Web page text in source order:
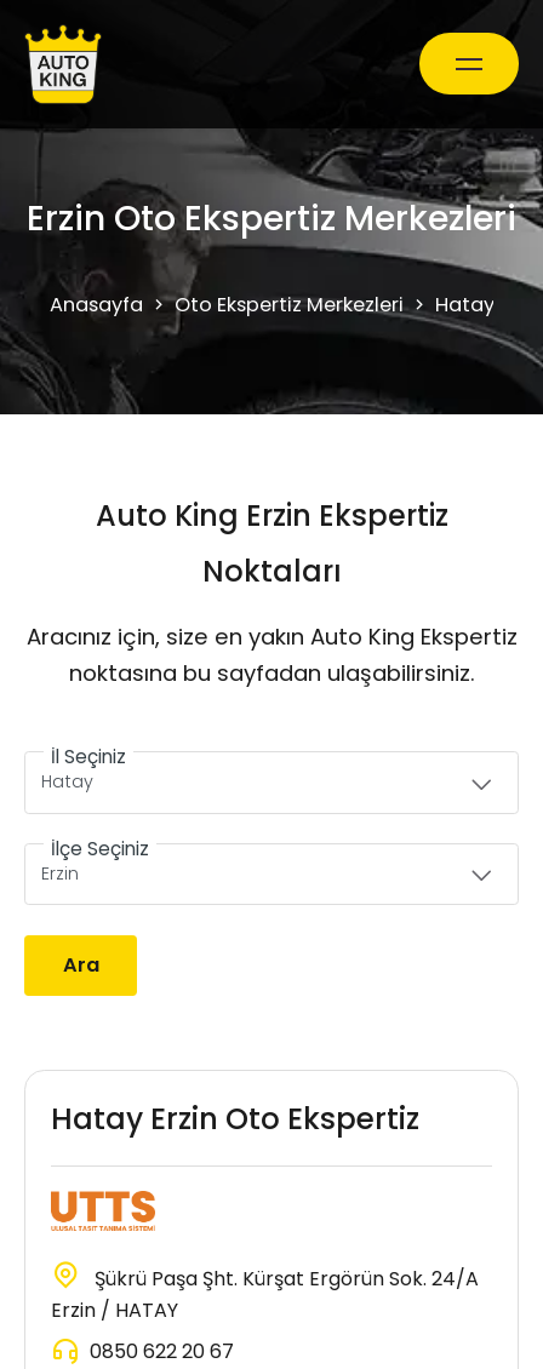
Araç Bakım ve Onarım
Oto Ekspertiz Hizmetleri
Kampanyalar
Randevu Al
Erzin Oto Ekspertiz Merkezleri
Anasayfa Oto Ekspertiz Merkezleri Hatay
Auto King Erzin Ekspertiz
Noktaları
Aracınız için, size en yakın Auto King Ekspertiz
noktasına bu sayfadan ulaşabilirsiniz.
İl Seçiniz
İlçe Seçiniz
Ara
Hatay Erzin Oto Ekspertiz
Şükrü Paşa Şht. Kürşat Ergörün Sok. 24/A
Erzin / HATAY
0850 622 20 67